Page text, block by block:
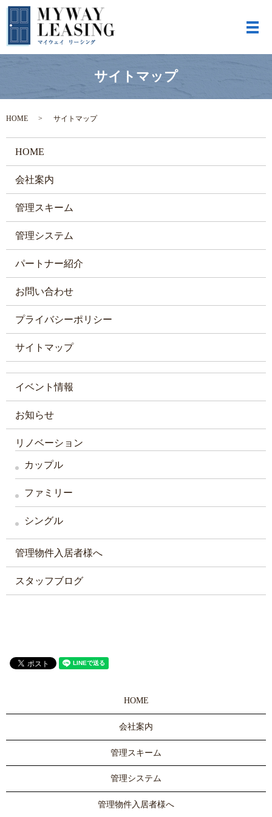
メ
サイトマップ
HOME サイトマップ
HOME
会社案内
管理スキーム
管理システム
パートナー紹介
お問い合わせ
プライバシーポリシー
サイトマップ
イベント情報
お知らせ
リノベーション
カップル
ファミリー
シングル
管理物件入居者様へ
スタッフブログ
HOME
会社案内
管理スキーム
管理システム
管理物件入居者様へ